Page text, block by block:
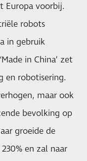
Europa voorbij.
robots
in gebruik
in China’ zet
en robotisering.
maar ook
bevolking op
groeide de
en zal naar